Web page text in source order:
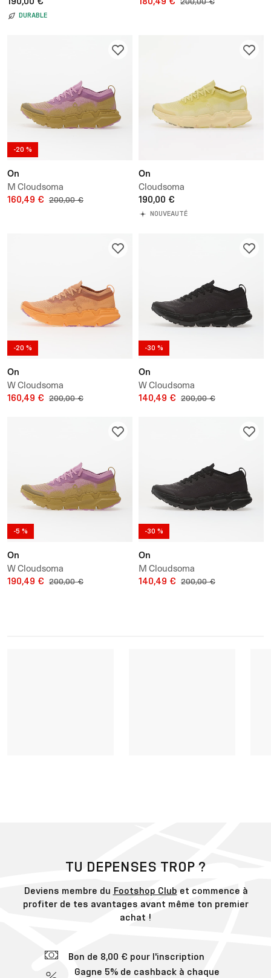
DURABLE
-20 %
On
M Cloudsoma
160,49 € 200,00 €
On
Cloudsoma
190,00 €
NOUVEAUTÉ
-20 %
On
W Cloudsoma
160,49 € 200,00 €
-30 %
On
W Cloudsoma
140,49 € 200,00 €
-5 %
On
W Cloudsoma
190,49 € 200,00 €
-30 %
On
M Cloudsoma
140,49 € 200,00 €
TU DEPENSES TROP ?
Deviens membre du Footshop Club et commence à
profiter de tes avantages avant même ton premier
achat !
Bon de 8,00 € pour l'inscription
Gagne 5% de cashback à chaque